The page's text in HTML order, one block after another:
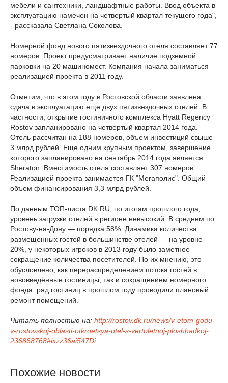
мебели и сантехники, ландшафтные работы. Ввод объекта в
эксплуатацию намечен на четвертый квартал текущего года",
- рассказала Светлана Соколова.
Номерной фонд нового пятизвездочного отеля составляет 77
номеров. Проект предусматривает наличие подземной
парковки на 20 машиномест. Компания начала заниматься
реализацией проекта в 2011 году.
Отметим, что в этом году в Ростовской области заявлена
сдача в эксплуатацию еще двух пятизвездочных отелей. В
частности, открытие гостиничного комплекса Hyatt Regency
Rostov запланировано на четвертый квартал 2014 года.
Отель рассчитан на 188 номеров, объем инвестиций свыше
3 млрд рублей. Еще одним крупным проектом, завершение
которого запланировано на сентябрь 2014 года является
Sheraton. Вместимость отеля составляет 307 номеров.
Реализацией проекта занимается ГК "Мегаполис". Общий
объем финансирования 3,3 млрд рублей.
По данным ТОП-листа DK.RU, по итогам прошлого года,
уровень загрузки отелей в регионе невысокий. В среднем по
Ростову-на-Дону — порядка 58%. Динамика количества
размещенных гостей в большинстве отелей — на уровне
20%, у некоторых игроков в 2013 году было заметное
сокращение количества посетителей. По их мнению, это
обусловлено, как перераспределением потока гостей в
нововведённые гостиницы, так и сокращением номерного
фонда: ряд гостиниц в прошлом году проводили плановый
ремонт помещений.
Читать полностью на: http://rostov.dk.ru/news/v-etom-godu-
v-rostovskoj-oblasti-otkroetsya-otel-s-vertoletnoj-ploshhadkoj-
236868768#ixzz36ai547Di
Похожие новости